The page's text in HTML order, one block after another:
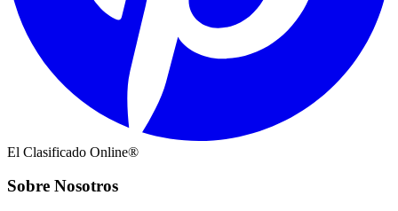
El Clasificado Online®
Sobre Nosotros